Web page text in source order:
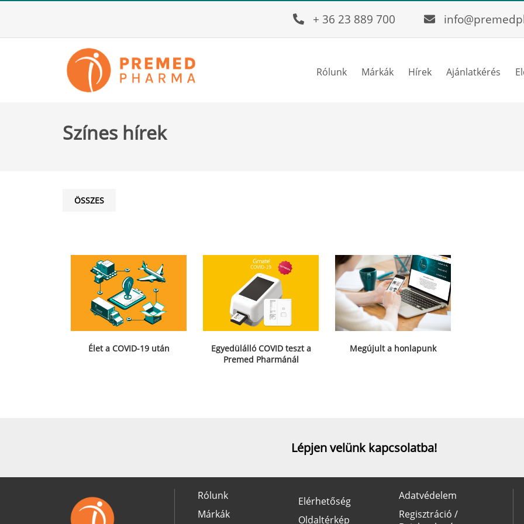
+ 36 23 889 700
Rólunk Márkák Hírek Ajánlatkérés
Színes hírek
ÖSSZES
Élet a COVID-19 után
Egyedülálló COVID teszt a
Premed Pharmánál
Megújult a honlapunk
Lépjen velünk kapcsolatba!
Rólunk
Márkák
Elérhetőség
Oldaltérkép
Adatvédelem
Regisztráció /